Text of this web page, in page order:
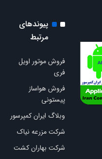
پیوندهای
مرتبط
فروش موتور اویل
فری
فروش هواساز
پیستونی
وبلاگ ایران کمپرسور
شرکت مزرعه نیاک
شرکت بهاران کشت